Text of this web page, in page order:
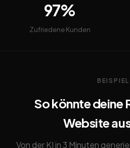
97%
Zufriedene Kunden
BEISPIEL
So könnte deine
Website
Von der KI in 3 Minuten